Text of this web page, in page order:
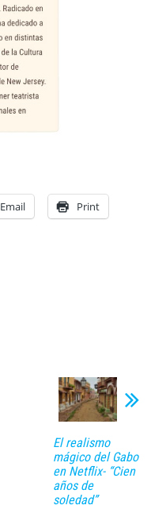
Email Print
El realismo
mágico del Gabo
en Netflix- “Cien
años de
soledad”